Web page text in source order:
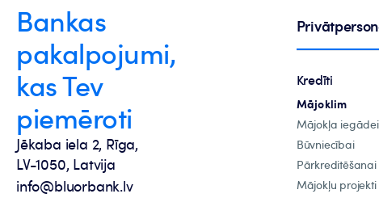
Bankas
pakalpojumi,
kas Tev
piemēroti
Jēkaba iela 2, Rīga,
LV-1050, Latvija
info@bluorbank.lv
Kredīti
Mājoklim
Mājokļa iegādei
Būvniecībai
Pārkreditēšanai
Mājokļu projekti